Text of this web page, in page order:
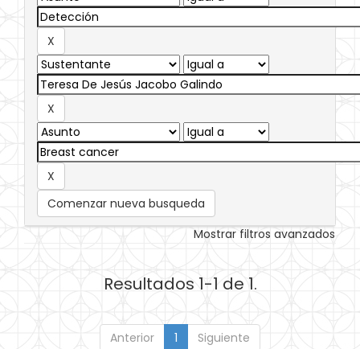
Comenzar nueva busqueda
Mostrar filtros avanzados
Resultados 1-1 de 1.
Anterior 1 Siguiente